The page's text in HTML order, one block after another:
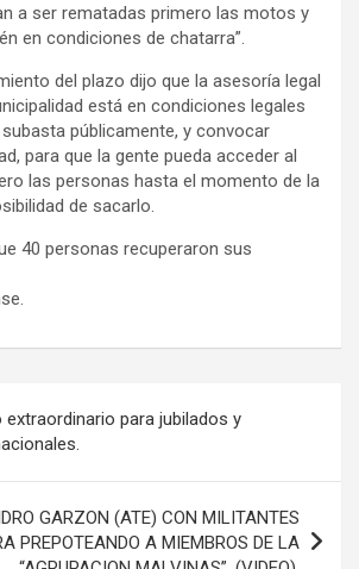
a ser rematadas primero las motos y
en condiciones de chatarra”.
del plazo dijo que la asesoría legal
está en condiciones legales
públicamente, y convocar
para que la gente pueda acceder al
las personas hasta el momento de la
de sacarlo.
40 personas recuperaron sus
extraordinario para jubilados y
GARZON (ATE) CON MILITANTES
PREPOTEANDO A MIEMBROS DE LA